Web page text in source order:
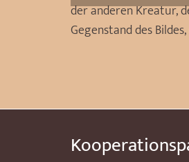
der anderen Kreatur,
Gegenstand des